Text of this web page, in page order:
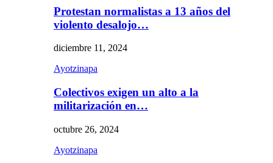
Protestan normalistas a 13 años del
violento desalojo…
diciembre 11, 2024
Ayotzinapa
Colectivos exigen un alto a la
militarización en…
octubre 26, 2024
Ayotzinapa